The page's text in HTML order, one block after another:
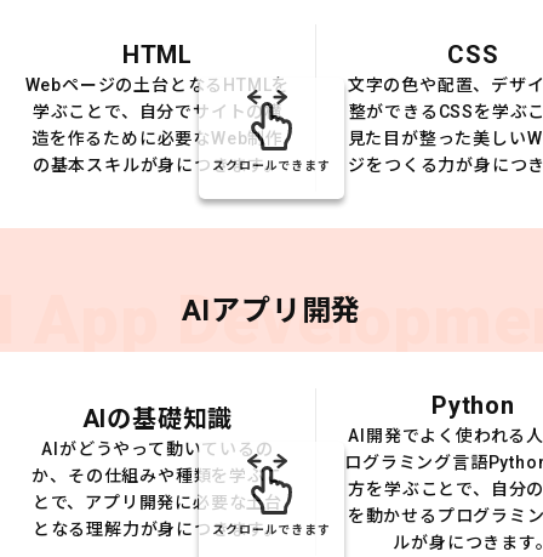
HTML
Webページの土台となるHTMLを
学ぶことで、自分でサイトの構
造を作るために必要なWeb制作
の基本スキルが身につきます。
CSS
文字の色や配置、デザ
整ができるCSSを学ぶ
見た目が整った美しい
ジをつくる力が身につ
スクロールできます
App AIアプリ開発
AIの基礎知識
AIがどうやって動いているの
か、その仕組みや種類を学ぶこ
とで、アプリ開発に必要な土台
となる理解力が身につきます。
Python
AI開発でよく使われる
ログラミング言語
方を学ぶことで、自分
を動かせるプログラミ
ルが身につきます
スクロールできます